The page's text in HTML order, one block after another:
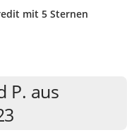
mit 5 Sternen
P. aus